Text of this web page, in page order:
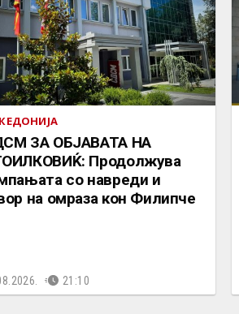
ЗА ОБЈАВАТА НА
Продолжува
со навреди и
на омраза кон Филипче
21:10